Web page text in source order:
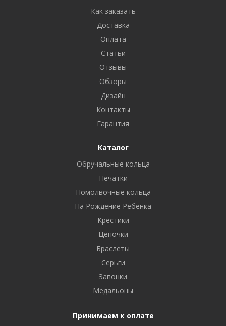
Как заказать
Доставка
Оплата
Статьи
Отзывы
Обзоры
Дизайн
Контакты
Гарантия
Каталог
Обручальные кольца
Печатки
Помолвочные кольца
На Рождение Ребенка
Крестики
Цепочки
Браслеты
Серьги
Запонки
Медальоны
Принимаем к оплате